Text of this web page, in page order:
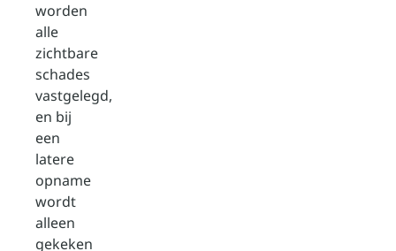
worden
alle
zichtbare
schades
vastgelegd,
en bij
een
latere
opname
wordt
alleen
gekeken